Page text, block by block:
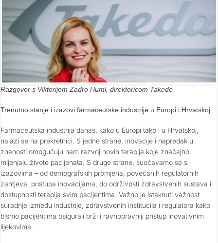
Razgovor s Viktorijom Zadro Huml, direktoricom Takede
Trenutno stanje i izazovi farmaceutske industrije u Europi i Hrvatskoj
Farmaceutska industrija danas, kako u Europi tako i u Hrvatskoj,
nalazi se na prekretnici. S jedne strane, inovacije i napredak u
znanosti omogućuju nam razvoj novih terapija koje značajno
mijenjaju živote pacijenata. S druge strane, suočavamo se s
izazovima – od demografskih promjena, povećanih regulatornih
zahtjeva, pristupa inovacijama, do održivosti zdravstvenih sustava i
dostupnosti terapija svim pacijentima. Važno je istaknuti važnost
suradnje između industrije, zdravstvenih institucija i regulatora kako
bismo pacijentima osigurali brži i ravnopravniji pristup inovativnim
lijekovima.